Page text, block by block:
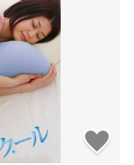
向き 妊婦 夏 妊娠 大き
女性 三木市 おすすめ